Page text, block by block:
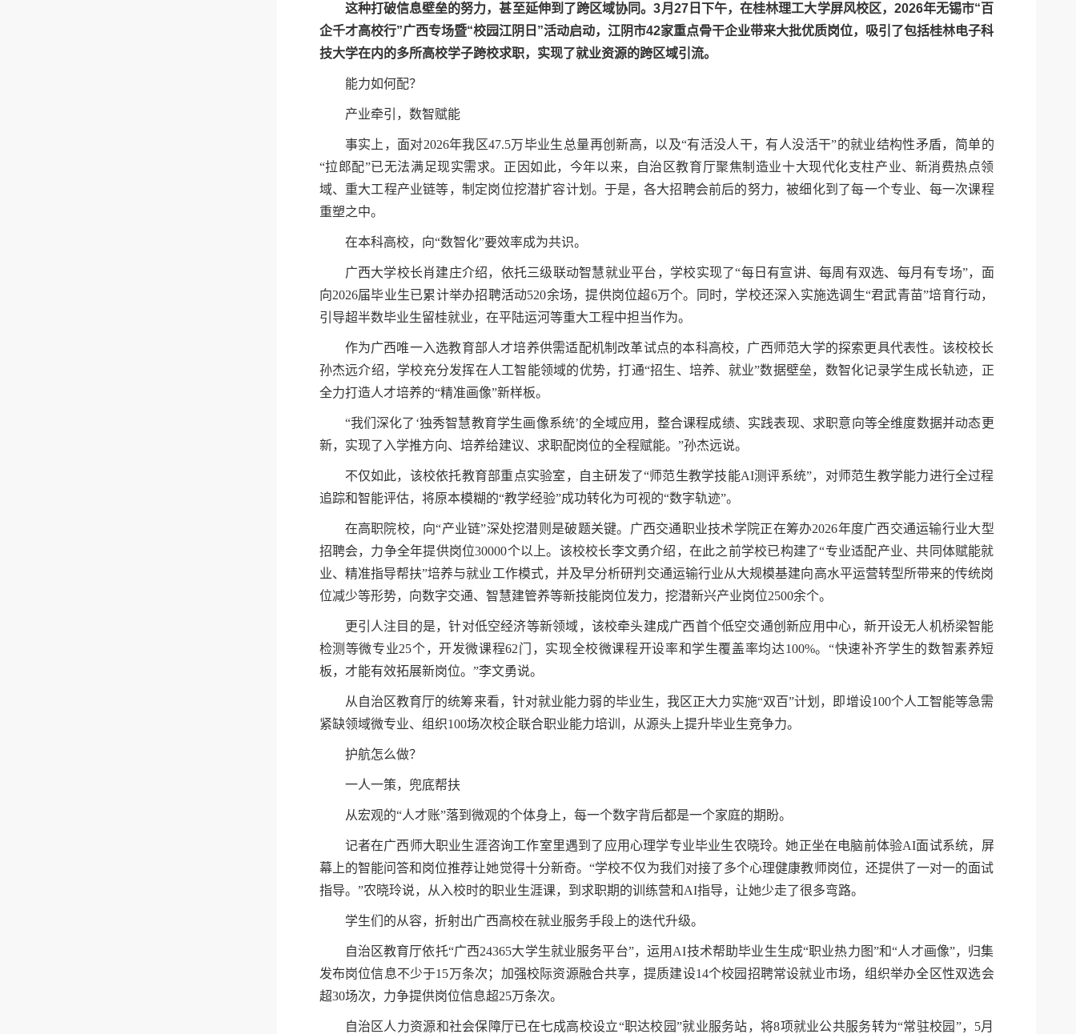
这种打破信息壁垒的努力，甚至延伸到了跨区域协同。3月27日下午，在桂林理工大学屏风校区，2026年无锡市“百
企千才高校行”广西专场暨“校园江阴日”活动启动，江阴市42家重点骨干企业带来大批优质岗位，吸引了包括桂林电子科
技大学在内的多所高校学子跨校求职，实现了就业资源的跨区域引流。
能力如何配？
产业牵引，数智赋能
事实上，面对2026年我区47.5万毕业生总量再创新高，以及“有活没人干，有人没活干”的就业结构性矛盾，简单的
“拉郎配”已无法满足现实需求。正因如此，今年以来，自治区教育厅聚焦制造业十大现代化支柱产业、新消费热点领
域、重大工程产业链等，制定岗位挖潜扩容计划。于是，各大招聘会前后的努力，被细化到了每一个专业、每一次课程
重塑之中。
在本科高校，向“数智化”要效率成为共识。
广西大学校长肖建庄介绍，依托三级联动智慧就业平台，学校实现了“每日有宣讲、每周有双选、每月有专场”，面
向2026届毕业生已累计举办招聘活动520余场，提供岗位超6万个。同时，学校还深入实施选调生“君武青苗”培育行动，
引导超半数毕业生留桂就业，在平陆运河等重大工程中担当作为。
作为广西唯一入选教育部人才培养供需适配机制改革试点的本科高校，广西师范大学的探索更具代表性。该校校长
孙杰远介绍，学校充分发挥在人工智能领域的优势，打通“招生、培养、就业”数据壁垒，数智化记录学生成长轨迹，正
全力打造人才培养的“精准画像”新样板。
“我们深化了‘独秀智慧教育学生画像系统’的全域应用，整合课程成绩、实践表现、求职意向等全维度数据并动态更
新，实现了入学推方向、培养给建议、求职配岗位的全程赋能。”孙杰远说。
不仅如此，该校依托教育部重点实验室，自主研发了“师范生教学技能AI测评系统”，对师范生教学能力进行全过程
追踪和智能评估，将原本模糊的“教学经验”成功转化为可视的“数字轨迹”。
在高职院校，向“产业链”深处挖潜则是破题关键。广西交通职业技术学院正在筹办2026年度广西交通运输行业大型
招聘会，力争全年提供岗位30000个以上。该校校长李文勇介绍，在此之前学校已构建了“专业适配产业、共同体赋能就
业、精准指导帮扶”培养与就业工作模式，并及早分析研判交通运输行业从大规模基建向高水平运营转型所带来的传统岗
位减少等形势，向数字交通、智慧建管养等新技能岗位发力，挖潜新兴产业岗位2500余个。
更引人注目的是，针对低空经济等新领域，该校牵头建成广西首个低空交通创新应用中心，新开设无人机桥梁智能
检测等微专业25个，开发微课程62门，实现全校微课程开设率和学生覆盖率均达100%。“快速补齐学生的数智素养短
板，才能有效拓展新岗位。”李文勇说。
从自治区教育厅的统筹来看，针对就业能力弱的毕业生，我区正大力实施“双百”计划，即增设100个人工智能等急需
紧缺领域微专业、组织100场次校企联合职业能力培训，从源头上提升毕业生竞争力。
护航怎么做？
一人一策，兜底帮扶
从宏观的“人才账”落到微观的个体身上，每一个数字背后都是一个家庭的期盼。
记者在广西师大职业生涯咨询工作室里遇到了应用心理学专业毕业生农晓玲。她正坐在电脑前体验AI面试系统，屏
幕上的智能问答和岗位推荐让她觉得十分新奇。“学校不仅为我们对接了多个心理健康教师岗位，还提供了一对一的面试
指导。”农晓玲说，从入校时的职业生涯课，到求职期的训练营和AI指导，让她少走了很多弯路。
学生们的从容，折射出广西高校在就业服务手段上的迭代升级。
自治区教育厅依托“广西24365大学生就业服务平台”，运用AI技术帮助毕业生生成“职业热力图”和“人才画像”，归集
发布岗位信息不少于15万条次；加强校际资源融合共享，提质建设14个校园招聘常设就业市场，组织举办全区性双选会
超30场次，力争提供岗位信息超25万条次。
自治区人力资源和社会保障厅已在七成高校设立“职达校园”就业服务站，将8项就业公共服务转为“常驻校园”，5月